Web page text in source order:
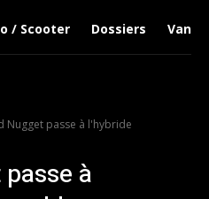
/ Scooter Dossiers Van
Nugget passe à l'hybride
à